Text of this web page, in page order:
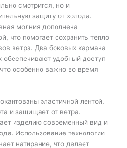
смотрится, но и
защиту от холода.
молния дополнена
что помогает сохранить тепло
ветра. Два боковых кармана
обеспечивают удобный доступ
особенно важно во время
эластичной лентой,
и защищает от ветра.
изделию современный вид и
Использование технологии
натирание, что делает